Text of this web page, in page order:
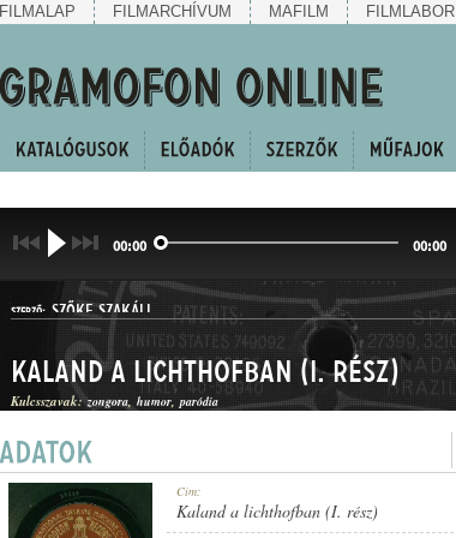
FILMALAP FILMARCHÍVUM MAFILM FILMLABOR
00:00 00:00
SZERZŐ: SZŐKE SZAKÁLL
KUPLÉ
Kaland a lichthofban (I. rész)
Kulcsszavak: zongora humor paródia
Cím:
Kaland a lichthofban (I. rész)